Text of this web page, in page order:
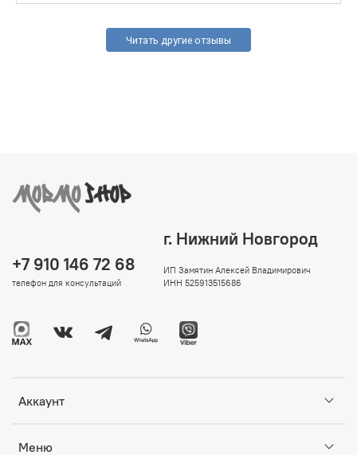
Читать другие отзывы
Аккаунт
Меню
+7 910 146 72 68
телефон для консультаций
г. Нижний Новгород
ИП Замятин Алексей Владимирович
ИНН 525913515686